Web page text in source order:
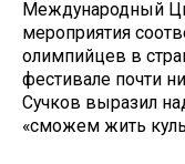
Международный
мероприятия
олимпийцев в
фестивале почти
Сучков выразил
«сможем жить